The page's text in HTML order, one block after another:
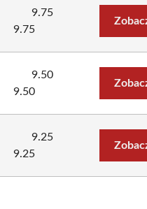
9.75
9.75
9.50
9.50
9.25
9.25